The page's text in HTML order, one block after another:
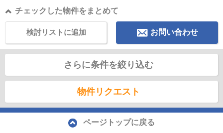
チェックした物件をまとめて
お問い合わせ
検討リストに追加
さらに条件を絞り込む
物件リクエスト
ページトップに戻る